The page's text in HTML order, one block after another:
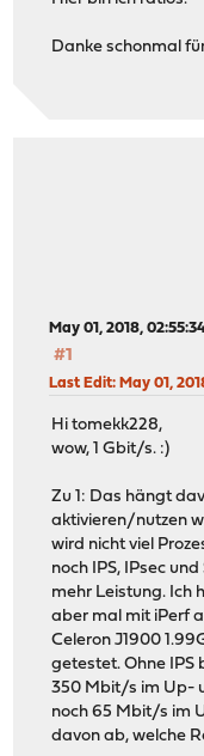
Danke schonmal
May 01, 2018,
#1
Last Edit: May 01,
Hi tomekk228,
wow, 1 Gbit/s. :)
Zu 1: Das hängt
aktivieren/nutzen
wird nicht viel
noch IPS, IPsec
mehr Leistung. Ich
aber mal mit iPerf
Celeron J1900
getestet. Ohne IPS
350 Mbit/s im Up-
noch 65 Mbit/s im
davon ab, welche